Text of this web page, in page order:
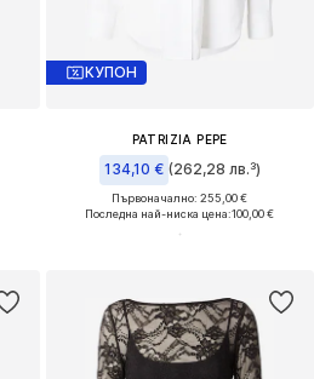
КУПОН
PATRIZIA PEPE
134,10 € (262,28 лв.³)
Първоначално: 255,00 €
Последна най-ниска цена:100,00 €